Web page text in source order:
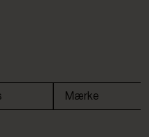
Restpartier
Mærke